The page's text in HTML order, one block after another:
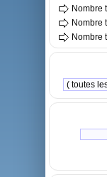
Nombre
Nombre
Nombre